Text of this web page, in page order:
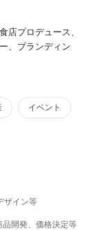
店プロデュース、
、ブランディン
イベント
ザイン等
品開発、価格決定等